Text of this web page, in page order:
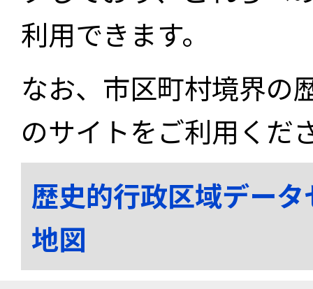
利用できます。
なお、市区町村境界の
のサイトをご利用くだ
歴史的行政区域デー
地図